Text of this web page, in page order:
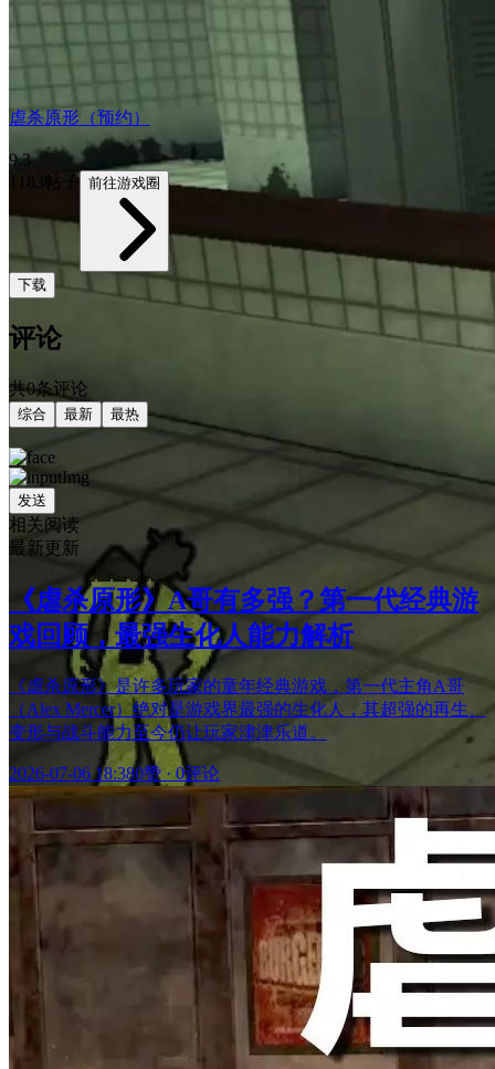
虐杀原形（预约）
9.3
1183帖子 前往游戏圈
下载
评论
共0条评论
综合 最新 最热
发送
相关阅读
最新更新
《虐杀原形》A哥有多强？第一代经典游
戏回顾，最强生化人能力解析
《虐杀原形》是许多玩家的童年经典游戏，第一代主角A哥
（Alex Mercer）绝对是游戏界最强的生化人，其超强的再生、
变形与战斗能力至今仍让玩家津津乐道。
2026-07-06 18:380赞 · 0评论